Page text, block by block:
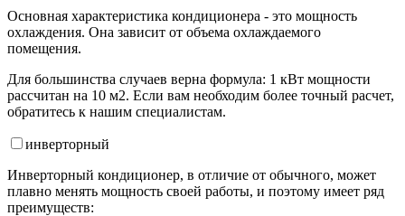
Основная характеристика кондиционера - это мощность
охлаждения. Она зависит от объема охлаждаемого
помещения.
Для большинства случаев верна формула: 1 кВт мощности
рассчитан на 10 м2. Если вам необходим более точный расчет,
обратитесь к нашим специалистам.
инверторный
Инверторный кондиционер, в отличие от обычного, может
плавно менять мощность своей работы, и поэтому имеет ряд
преимуществ: